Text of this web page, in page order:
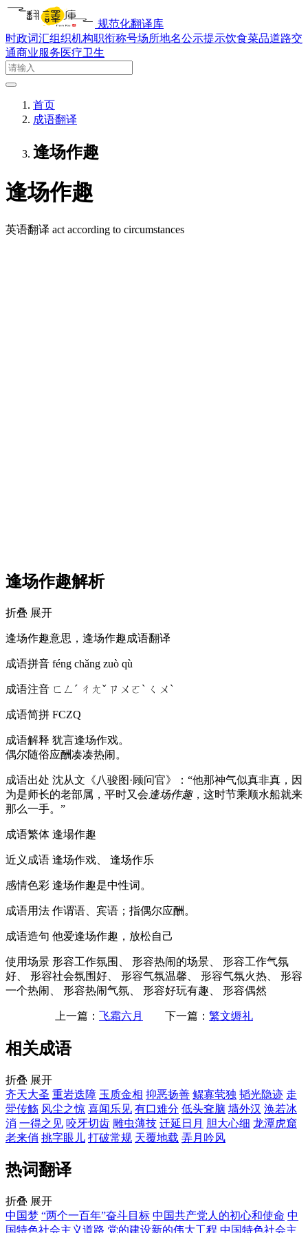
规范化翻译库
时政词汇组织机构职衔称号场所地名公示提示饮食菜品道路交
通商业服务医疗卫生
首页
成语翻译
逢场作趣
逢场作趣
英语翻译 act according to circumstances
逢场作趣解析
折叠 展开
逢场作趣意思，逢场作趣成语翻译
成语拼音 féng chǎng zuò qù
成语注音 ㄈㄥˊ ㄔㄤˇ ㄗㄨㄛˋ ㄑㄨˋ
成语简拼 FCZQ
成语解释 犹言逢场作戏。
偶尔随俗应酬凑凑热闹。
成语出处 沈从文《八骏图·顾问官》：“他那神气似真非真，因
为是师长的老部属，平时又会逢场作趣，这时节乘顺水船就来
那么一手。”
成语繁体 逢場作趣
近义成语 逢场作戏、 逢场作乐
感情色彩 逢场作趣是中性词。
成语用法 作谓语、宾语；指偶尔应酬。
成语造句 他爱逢场作趣，放松自己
使用场景 形容工作氛围、 形容热闹的场景、 形容工作气氛
好、 形容社会氛围好、 形容气氛温馨、 形容气氛火热、 形容
一个热闹、 形容热闹气氛、 形容好玩有趣、 形容偶然
上一篇： 飞霜六月 下一篇： 繁文缛礼
相关成语
折叠 展开
齐天大圣 重岩迭障 玉质金相 抑恶扬善 鳏寡茕独 韬光隐迹 走
斝传觞 风尘之惊 喜闻乐见 有口难分 低头耷脑 墙外汉 涣若冰
消 一得之见 咬牙切齿 雕虫薄技 迁延日月 胆大心细 龙潭虎窟
老来俏 挑字眼儿 打破常规 天覆地载 弄月吟风
热词翻译
折叠 展开
中国梦 “两个一百年”奋斗目标 中国共产党人的初心和使命 中
国特色社会主义道路 党的建设新的伟大工程 中国特色社会主